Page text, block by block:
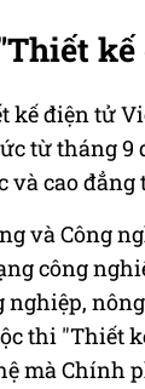
kế điện tử
từ tháng 9
và cao đẳng
và Công
công
thi "Thiết
mà Chính